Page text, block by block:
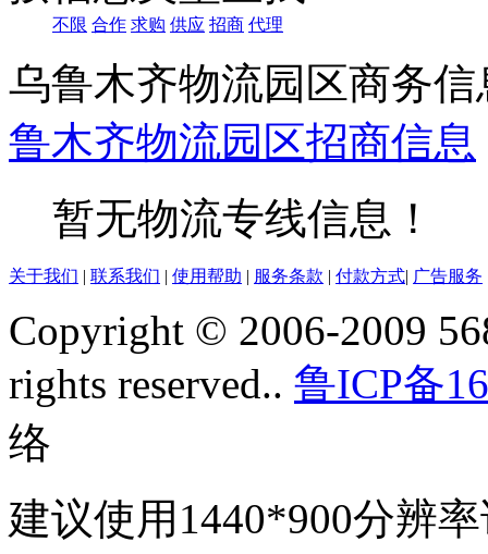
不限 合作 求购 供应 招商 代理
乌鲁木齐物流园区商务信
鲁木齐物流园区招商信息
暂无物流专线信息！
关于我们 | 联系我们 | 使用帮助 | 服务条款 | 付款方式| 广告服务
Copyright © 2006-2009
rights reserved.. 鲁ICP备
络
建议使用1440*900分辨